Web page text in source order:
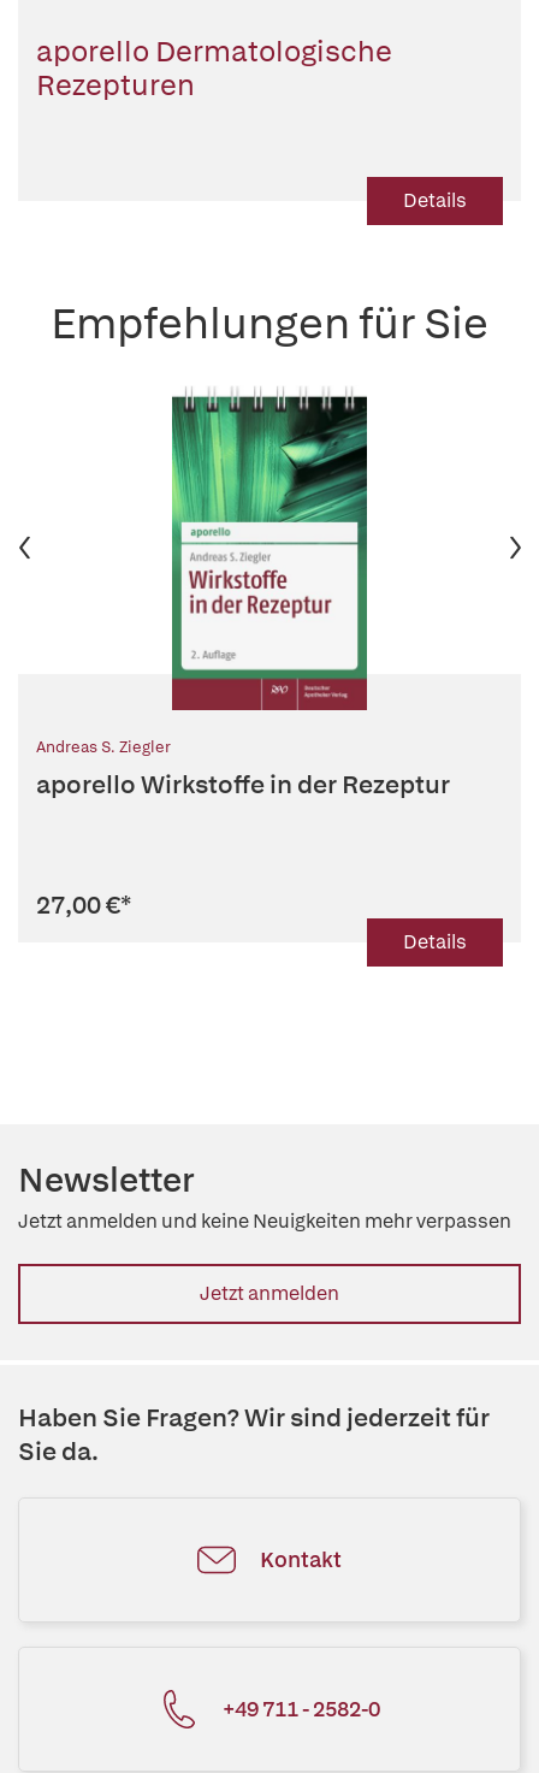
aporello Dermatologische
Rezepturen
Details
Empfehlungen für Sie
Andreas S. Ziegler
aporello Wirkstoffe in der Rezeptur
27,00 €*
Details
Newsletter
Jetzt anmelden und keine Neuigkeiten mehr verpassen
Jetzt anmelden
Haben Sie Fragen? Wir sind jederzeit für
Sie da.
Kontakt
+49 711 - 2582-0